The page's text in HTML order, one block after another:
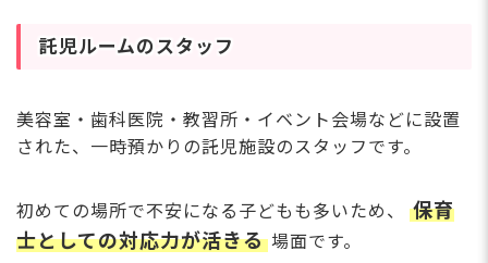
託児ルームのスタッフ
美容室・歯科医院・教習所・イベント会場などに設置
された、一時預かりの託児施設のスタッフです。
初めての場所で不安になる子どもも多いため、
保育
士としての対応力が活きる 場面です。